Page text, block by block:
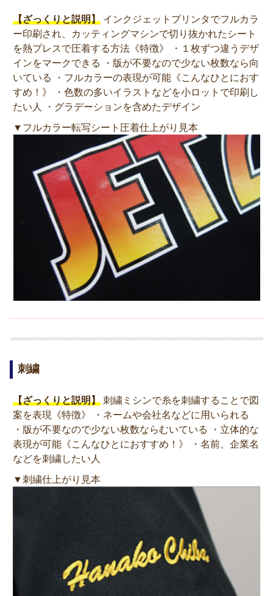
【ざっくりと説明】 インクジェットプリンタでフルカラ
ー印刷され、カッティングマシンで切り抜かれたシート
を熱プレスで圧着する方法《特徴》 ・１枚ずつ違うデザ
インをマークできる ・版が不要なので少ない枚数なら向
いている ・フルカラーの表現が可能《こんなひとにおす
すめ！》 ・色数の多いイラストなどを小ロットで印刷し
たい人 ・グラデーションを含めたデザイン
▼フルカラー転写シート圧着仕上がり見本
刺繍
【ざっくりと説明】 刺繍ミシンで糸を刺繍することで図
案を表現《特徴》 ・ネームや会社名などに用いられる
・版が不要なので少ない枚数ならむいている ・立体的な
表現が可能《こんなひとにおすすめ！》 ・名前、企業名
などを刺繍したい人
▼刺繍仕上がり見本